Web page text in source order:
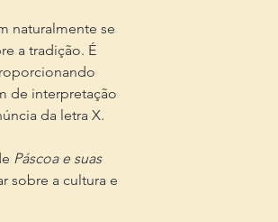
naturalmente se
a tradição. É
de interpretação
da letra X.
Páscoa e suas
sobre a cultura e